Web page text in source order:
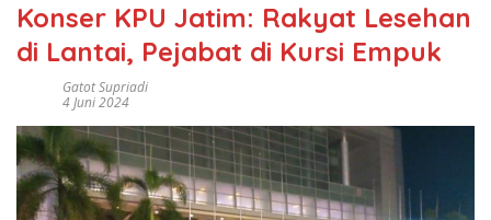
Konser KPU Jatim: Rakyat Lesehan
di Lantai, Pejabat di Kursi Empuk
Gatot Supriadi
4 Juni 2024